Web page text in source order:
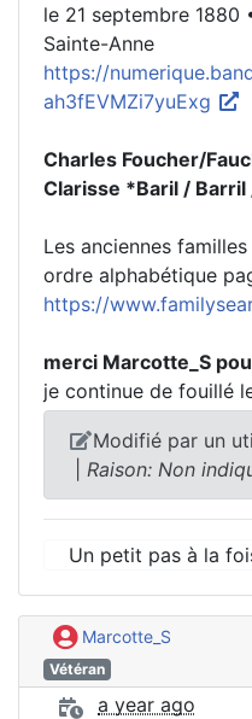
le 21 septembre 1880
Sainte-Anne
https://
ah3fEVMZi7yuExg
Charles Foucher/
Clarisse *Baril / Barril
Les anciennes
ordre alphabétique
https://
merci Marcotte_S
je continue de fouillé
Modifié par un
Raison: Non
Un petit pas à la
Marcotte_S
Vétéran
a year ago